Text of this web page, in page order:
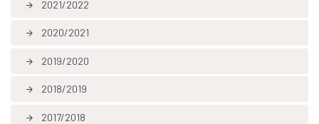
arrow_forward 2021/2022
arrow_forward 2020/2021
arrow_forward 2019/2020
arrow_forward 2018/2019
arrow_forward 2017/2018